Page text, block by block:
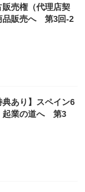
販売権（代理店契
品販売へ 第3回-2
典あり】スペイン6
起業の道へ 第3